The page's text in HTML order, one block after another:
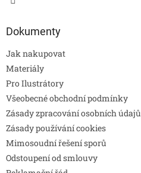
Dokumenty
Jak nakupovat
Materiály
Pro Ilustrátory
Všeobecné obchodní podmínky
Zásady zpracování osobních údajů
Zásady používání cookies
Mimosoudní řešení sporů
Odstoupení od smlouvy